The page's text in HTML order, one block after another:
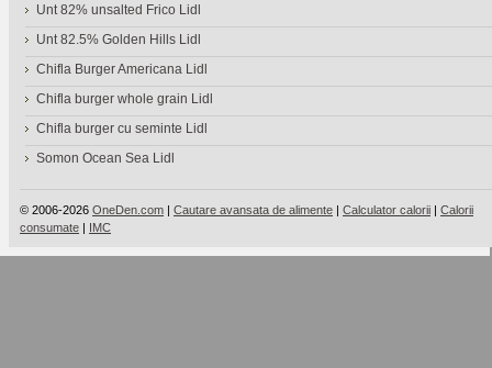
Unt 82% unsalted Frico Lidl
Unt 82.5% Golden Hills Lidl
Chifla Burger Americana Lidl
Chifla burger whole grain Lidl
Chifla burger cu seminte Lidl
Somon Ocean Sea Lidl
© 2006-2026 OneDen.com | Cautare avansata de alimente | Calculator calorii | Calorii
consumate | IMC